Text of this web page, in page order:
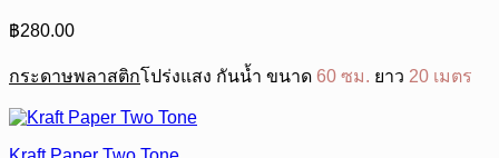
฿280.00
กระดาษพลาสติกโปร่งแสง กันน้ำ ขนาด 60 ซม. ยาว 20 เมตร